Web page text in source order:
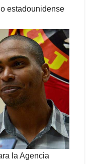
estadounidense
la Agencia